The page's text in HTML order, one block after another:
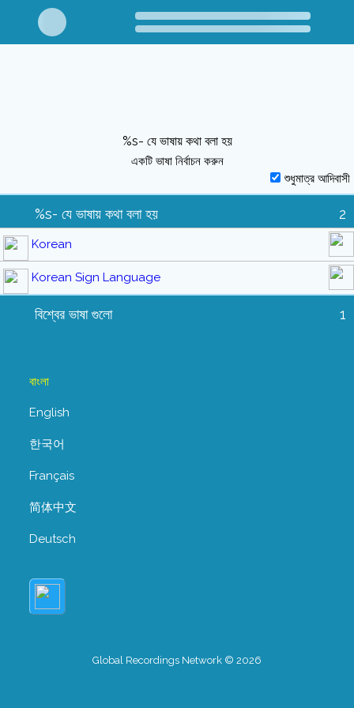
%s- যে ভাষায় কথা বলা হয়
একটি ভাষা নির্বাচন করুন
শুধুমাত্র আদিবাসী
%s- যে ভাষায় কথা বলা হয় 2
Korean
Korean Sign Language
বিশ্বের ভাষা গুলো 1
বাংলা
English
한국어
Français
简体中文
Deutsch
Global Recordings Network © 2026